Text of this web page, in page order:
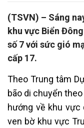
(TSVN) – Sáng
khu vực Biển
số 7 với sức gió
cấp 17.
Theo Trung tâm
bão di chuyển
hướng về khu vực
ven bờ khu vực